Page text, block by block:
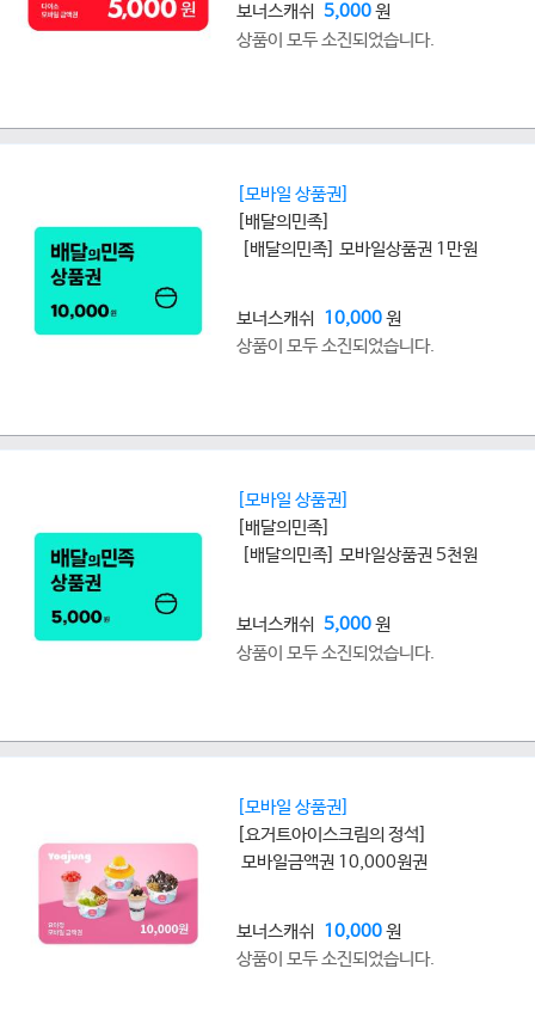
보너스캐쉬 5,000원
상품이 모두 소진되었습니다.
[모바일 상품권]
[배달의민족]
[배달의민족] 모바일상품권 1만원
보너스캐쉬 10,000원
상품이 모두 소진되었습니다.
[모바일 상품권]
[배달의민족]
[배달의민족] 모바일상품권 5천원
보너스캐쉬 5,000원
상품이 모두 소진되었습니다.
[모바일 상품권]
[요거트아이스크림의 정석]
모바일금액권 10,000원권
보너스캐쉬 10,000원
상품이 모두 소진되었습니다.